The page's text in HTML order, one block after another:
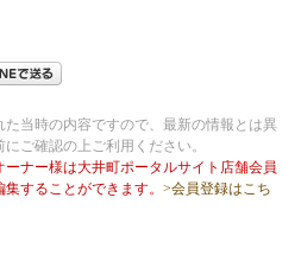
当時の内容ですので、最新の情報とは異
ご確認の上ご利用ください。
ナー様は大井町ポータルサイト店舗会員
することができます。 >会員登録はこち